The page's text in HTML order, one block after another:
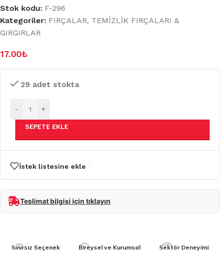
Stok kodu: F-296
Kategoriler: FIRÇALAR, TEMİZLİK FIRÇALARI &
GIRGIRLAR
17.00₺
29 adet stokta
- +
SEPETE EKLE
İstek listesine ekle
Teslimat bilgisi için tıklayın
Sınırsız Seçenek Bireysel ve Kurumsal Sektör Deneyimi